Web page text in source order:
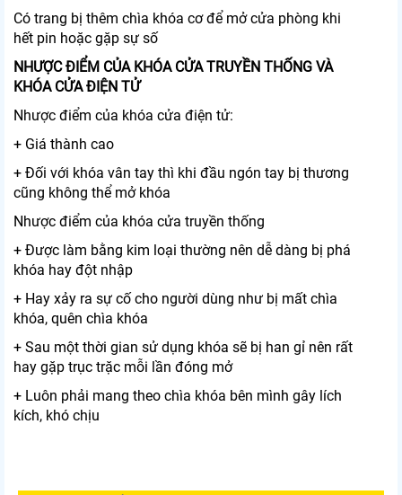
Có trang bị thêm chìa khóa cơ để mở cửa phòng khi
hết pin hoặc gặp sự số
NHƯỢC ĐIỂM CỦA KHÓA CỬA TRUYỀN THỐNG VÀ
KHÓA CỬA ĐIỆN TỬ
Nhược điểm của khóa cửa điện tử:
+ Giá thành cao
+ Đối với khóa vân tay thì khi đầu ngón tay bị thương
cũng không thể mở khóa
Nhược điểm của khóa cửa truyền thống
+ Được làm bằng kim loại thường nên dễ dàng bị phá
khóa hay đột nhập
+ Hay xảy ra sự cố cho người dùng như bị mất chìa
khóa, quên chìa khóa
+ Sau một thời gian sử dụng khóa sẽ bị han gỉ nên rất
hay gặp trục trặc mỗi lần đóng mở
+ Luôn phải mang theo chìa khóa bên mình gây lích
kích, khó chịu